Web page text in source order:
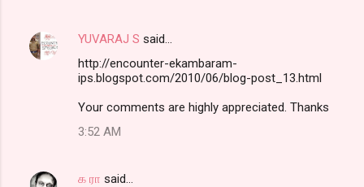
YUVARAJ S said…
http://encounter-ekambaram-
ips.blogspot.com/2010/06/blog-post_13.html
Your comments are highly appreciated. Thanks
3:52 AM
க ரா said…